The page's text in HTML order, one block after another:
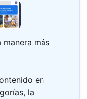
manera más
en
la